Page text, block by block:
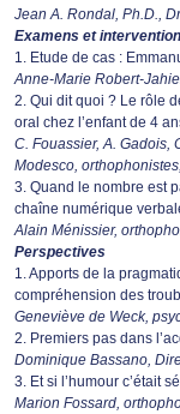
Jean A. Rondal, Ph.D.,
Examens et
1. Etude de cas :
Anne-Marie Robert-
2. Qui dit quoi ? Le rôle
oral chez l’enfant de 4
C. Fouassier, A. Gadois,
Modesco,
3. Quand le nombre est
chaîne numérique
Alain Ménissier,
Perspectives
1. Apports de la
compréhension des
Geneviève de Weck,
2. Premiers pas dans
Dominique Bassano,
3. Et si l’humour c’était
Marion Fossard,